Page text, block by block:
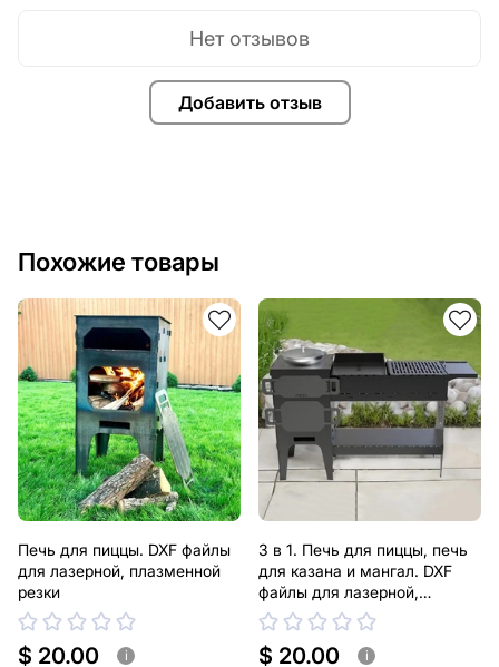
Добавить отзыв
Нет отзывов
Похожие товары
Печь для пиццы. DXF файлы
для лазерной, плазменной
резки
$ 20.00 i
3 в 1. Печь для пиццы, печь
для казана и мангал. DXF
файлы для лазерной,
плазменной резки
$ 20.00 i